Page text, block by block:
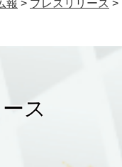
報 > プレスリリース >
ス